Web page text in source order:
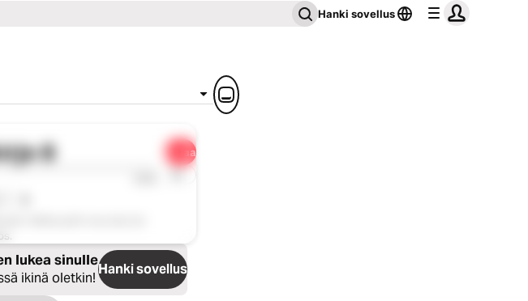
Hanki sovellus
8 Jaa
1x
lukea sinulle
ikinä oletkin!Hanki sovellus